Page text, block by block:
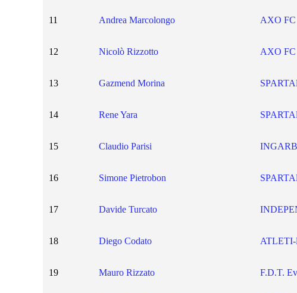
11 Andrea Marcolongo AXO FC
12 Nicolò Rizzotto AXO FC
13 Gazmend Morina
14 Rene Yara
15 Claudio Parisi
16 Simone Pietrobon
17 Davide Turcato
18 Diego Codato
19 Mauro Rizzato F.D.T.